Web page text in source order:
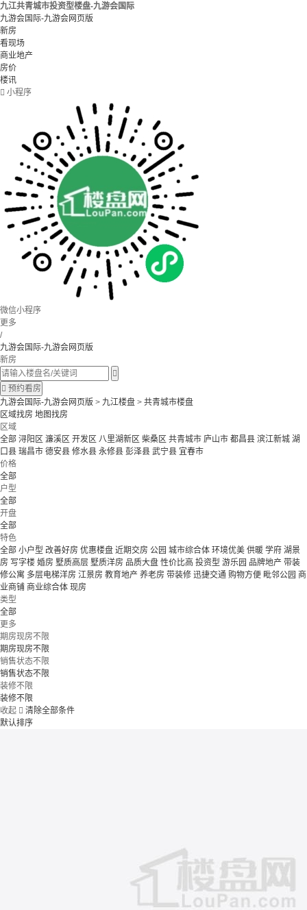
九江共青城市投资型楼盘-九游会国际
九游会国际-九游会网页版
新房
看现场
商业地产
房价
楼讯
 小程序
微信小程序
更多
/
九游会国际-九游会网页版
新房

 预约看房
九游会国际-九游会网页版 > 九江楼盘 > 共青城市楼盘
区域找房 地图找房
区域
全部 浔阳区 濂溪区 开发区 八里湖新区 柴桑区 共青城市 庐山市 都昌县 滨江新城 湖
口县 瑞昌市 德安县 修水县 永修县 彭泽县 武宁县 宜春市
价格
全部
户型
全部
开盘
全部
特色
全部 小户型 改善好房 优惠楼盘 近期交房 公园 城市综合体 环境优美 供暖 学府 湖景
房 写字楼 婚房 墅质高层 墅质洋房 品质大盘 性价比高 投资型 游乐园 品牌地产 带装
修公寓 多层电梯洋房 江景房 教育地产 养老房 带装修 迅捷交通 购物方便 毗邻公园 商
业商铺 商业综合体 现房
类型
全部
更多
期房现房不限
期房现房不限
销售状态不限
销售状态不限
装修不限
装修不限
收起  清除全部条件
默认排序